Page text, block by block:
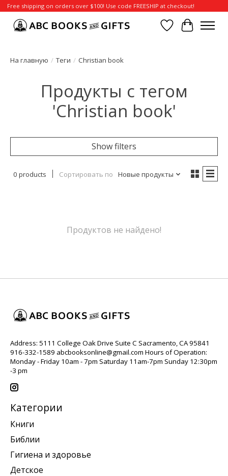
Free shipping on orders over $100! Use code FREESHIP at checkout!
Отложенные
Корзина
На главную / Теги / Christian book
Продукты с тегом
'Christian book'
Show filters
0 products Сортировать по Новые продукты
Продуктов не найдено!
Address: 5111 College Oak Drive Suite C Sacramento, CA 95841
916-332-1589 abcbooksonline@gmail.com Hours of Operation:
Monday - Friday 10am - 7pm Saturday 11am-7pm Sunday 12:30pm
-3 pm
Категории
Книги
Библии
Гигиена и здоровье
Детское